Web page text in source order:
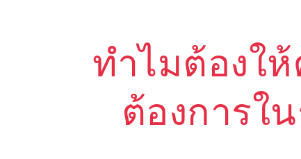
ทำไมต้องใ
ต้องการใ